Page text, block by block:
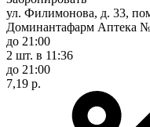
ул. Филимонова, д. 33,
Доминантафарм Аптека
до 21:00
2 шт. в 11:36
до 21:00
7,19 р.